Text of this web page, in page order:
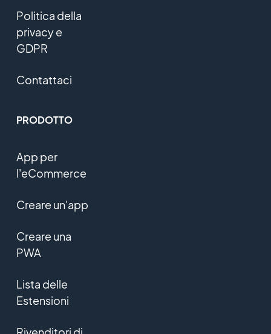
Politica della
privacy e
GDPR
Contattaci
PRODOTTO
App per
l'eCommerce
Creare un'app
Creare una
PWA
Lista delle
Estensioni